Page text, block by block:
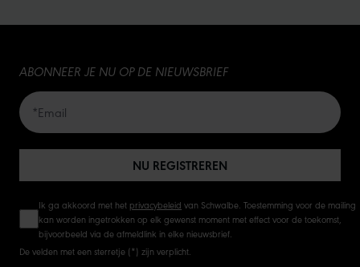
20
ABONNEER JE NU OP DE NIEUWSBRIEF
NU REGISTREREN
Ik ga akkoord met het privacybeleid van Schwalbe. Toestemming voor de mailing
kan worden ingetrokken op elk gewenst moment met effect voor de toekomst,
bijvoorbeeld via de afmeldlink in elke nieuwsbrief.
De velden met een sterretje (*) zijn verplicht.